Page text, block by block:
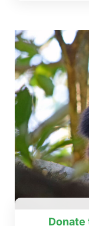
Donate